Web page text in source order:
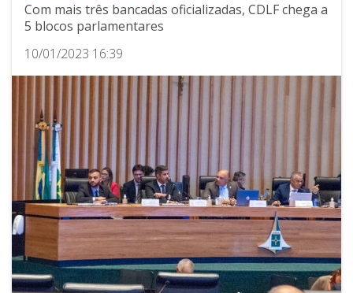
Com mais três bancadas oficializadas, CDLF chega a
5 blocos parlamentares
10/01/2023 16:39